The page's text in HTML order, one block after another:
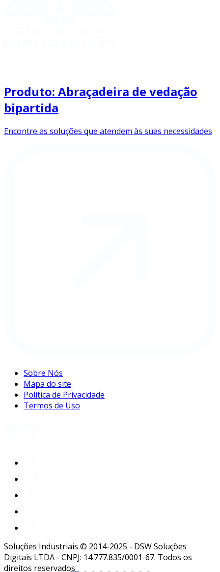
Produto: Abraçadeira de vedação
bipartida
Encontre as soluções que atendem às suas necessidades
Sobre Nós
Mapa do site
Política de Privacidade
Termos de Uso
Soluções Industriais © 2014-2025 - DSW Soluções
Digitais LTDA - CNPJ: 14.777.835/0001-67. Todos os
direitos reservados